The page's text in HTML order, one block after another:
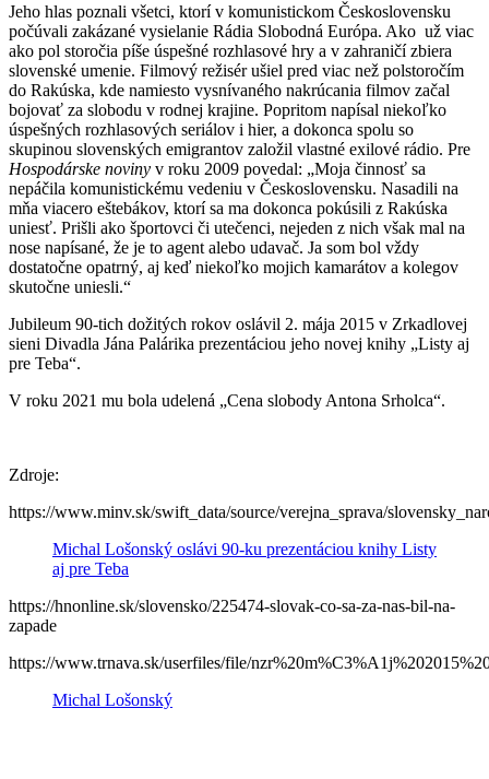
Jeho hlas poznali všetci, ktorí v komunistickom Československu
počúvali zakázané vysielanie Rádia Slobodná Európa. Ako už viac
ako pol storočia píše úspešné rozhlasové hry a v zahraničí zbiera
slovenské umenie. Filmový režisér ušiel pred viac než polstoročím
do Rakúska, kde namiesto vysnívaného nakrúcania filmov začal
bojovať za slobodu v rodnej krajine. Popritom napísal niekoľko
úspešných rozhlasových seriálov i hier, a dokonca spolu so
skupinou slovenských emigrantov založil vlastné exilové rádio. Pre
Hospodárske noviny v roku 2009 povedal: „Moja činnosť sa
nepáčila komunistickému vedeniu v Československu. Nasadili na
mňa viacero eštebákov, ktorí sa ma dokonca pokúsili z Rakúska
uniesť. Prišli ako športovci či utečenci, nejeden z nich však mal na
nose napísané, že je to agent alebo udavač. Ja som bol vždy
dostatočne opatrný, aj keď niekoľko mojich kamarátov a kolegov
skutočne uniesli.“
Jubileum 90-tich dožitých rokov oslávil 2. mája 2015 v Zrkadlovej
sieni Divadla Jána Palárika prezentáciou jeho novej knihy „Listy aj
pre Teba“.
V roku 2021 mu bola udelená „Cena slobody Antona Srholca“.
Zdroje:
https://www.minv.sk/swift_data/source/verejna_sprava/
Michal Lošonský oslávi 90-ku prezentáciou knihy Listy
aj pre Teba
https://hnonline.sk/slovensko/225474-slovak-co-sa-za-nas-bil-na-
zapade
https://www.trnava.sk/userfiles/file/
Michal Lošonský